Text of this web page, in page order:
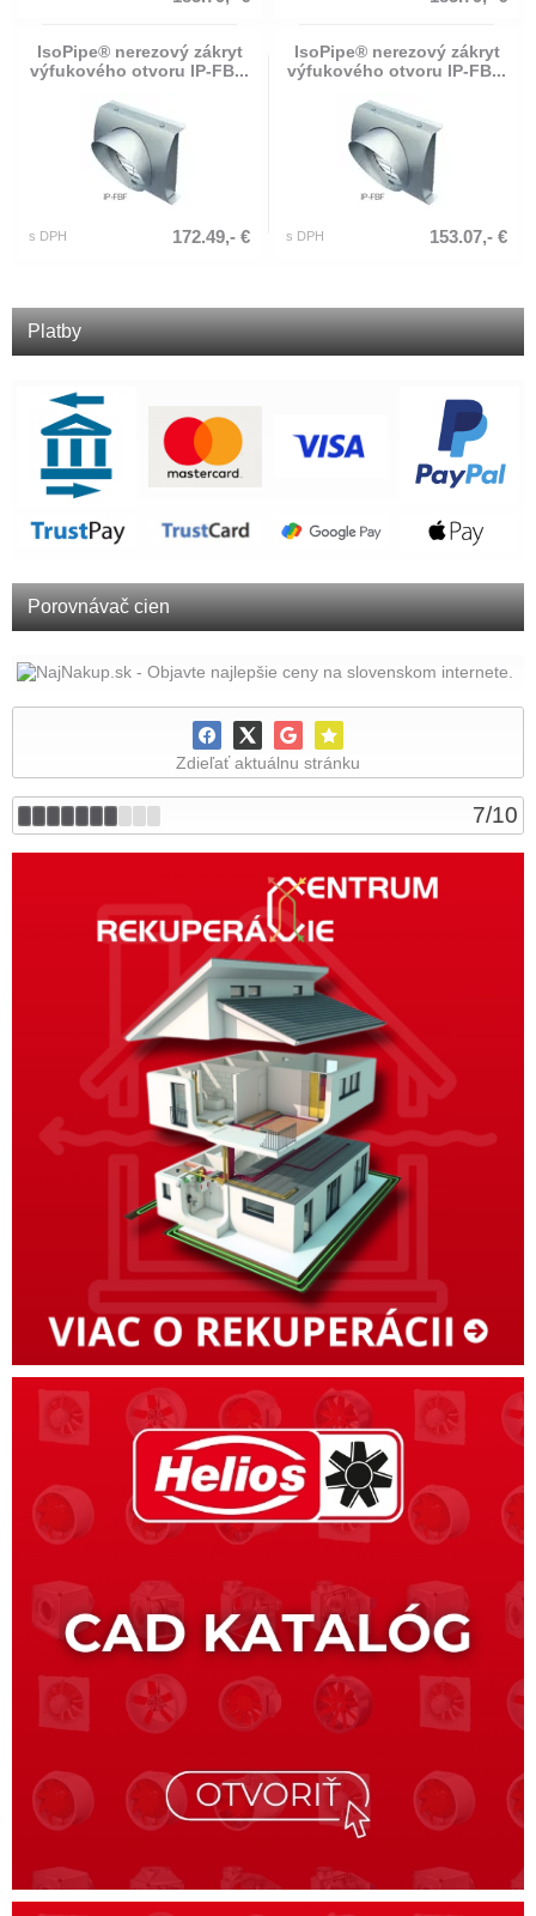
Platby
Porovnávač cien
Zdieľať aktuálnu stránku
7/10
IsoPipe® nerezový zákryt
výfukového otvoru IP-FB...
s DPH 172.49,- €
IsoPipe® nerezový zákryt
výfukového otvoru IP-FB...
s DPH 153.07,- €